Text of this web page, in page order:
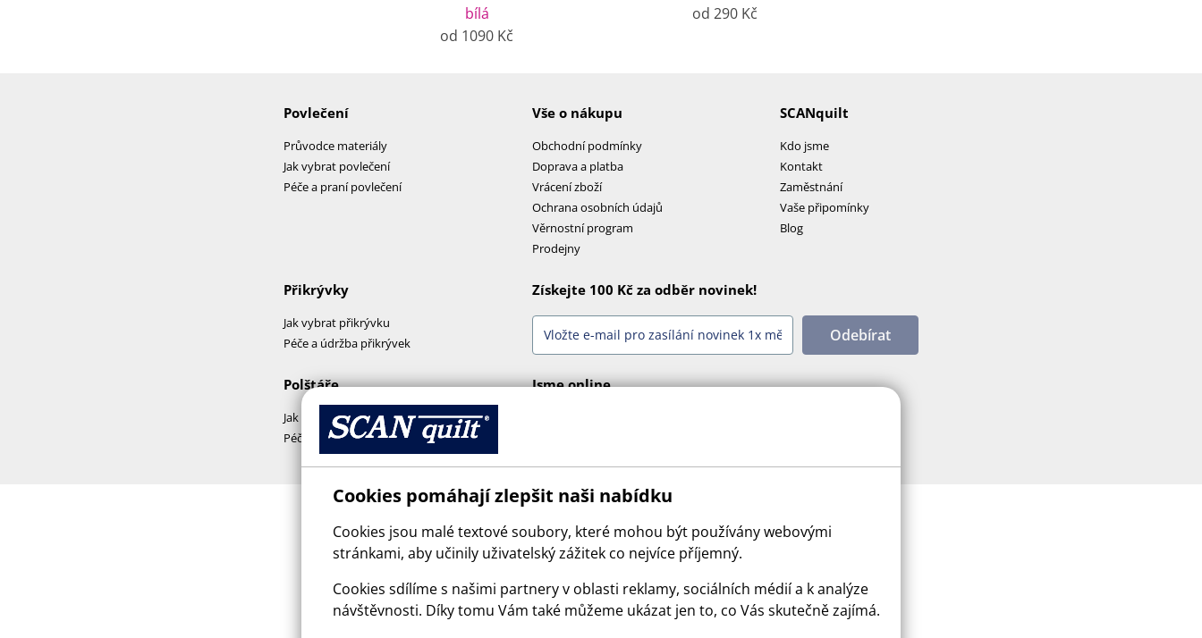
bílá
od 1090 Kč
od 290 Kč
Povlečení
Průvodce materiály
Jak vybrat povlečení
Péče a praní povlečení
Vše o nákupu
Obchodní podmínky
Doprava a platba
Vrácení zboží
Ochrana osobních údajů
Věrnostní program
Prodejny
SCANquilt
Kdo jsme
Kontakt
Zaměstnání
Vaše připomínky
Blog
Přikrývky
Jak vybrat přikrývku
Péče a údržba přikrývek
Polštáře
Jak vybrat polštář
Péče a praní polštářů
Získejte 100 Kč za odběr novinek!
Odebírat
Jsme online
© 2026 SCANquilt - všechna práva vyhrazena
Cookies pomáhají zlepšit naši nabídku
Cookies jsou malé textové soubory, které mohou být používány webovými
stránkami, aby učinily uživatelský zážitek co nejvíce příjemný.
Cookies sdílíme s našimi partnery v oblasti reklamy, sociálních médií a k analýze
návštěvnosti. Díky tomu Vám také můžeme ukázat jen to, co Vás skutečně zajímá.